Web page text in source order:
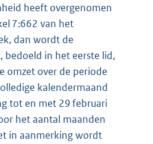
heeft overgenomen
7:662 van het
dan wordt de
bedoeld in het eerste lid,
omzet over de periode
kalendermaand
tot en met 29 februari
het aantal maanden
in aanmerking wordt